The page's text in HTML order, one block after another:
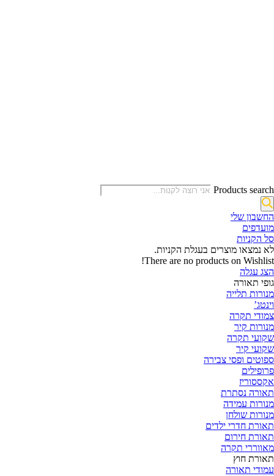
Products search
החשבון שלי‬
‫מועדפים‬‬
סל הקניות
לא נמצאו מוצרים בעגלת הקניות.
There are no products on Wishlist!
הצג עגלה
גופי תאורה
מנורות תלייה
וינטג’
צמודי תקרה
מנורות קיר
שקועי תקרה
שקועי קיר
ספוטים ופסי צבירה
פרופילים
אקססוריז
תאורה נסתרת
מנורות עמידה
מנורות שולחן
תאורת חדרי ילדים
תאורת חירום
מאווררי תקרה
תאורת חוץ
עמודי תאורה